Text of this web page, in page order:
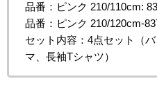
品番：ピンク 210/110cm:
品番：ピンク 210/120cm-
セット内容：4点セット（
マ、長袖Tシャツ）